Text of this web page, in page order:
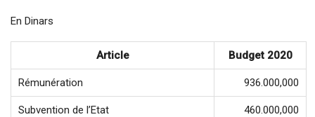
En Dinars
Article Budget 2020
Rémunération 936.000,000
Subvention de l’Etat 460.000,000